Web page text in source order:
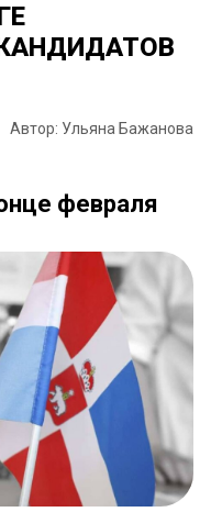
Автор: Ульяна Бажанова
февраля